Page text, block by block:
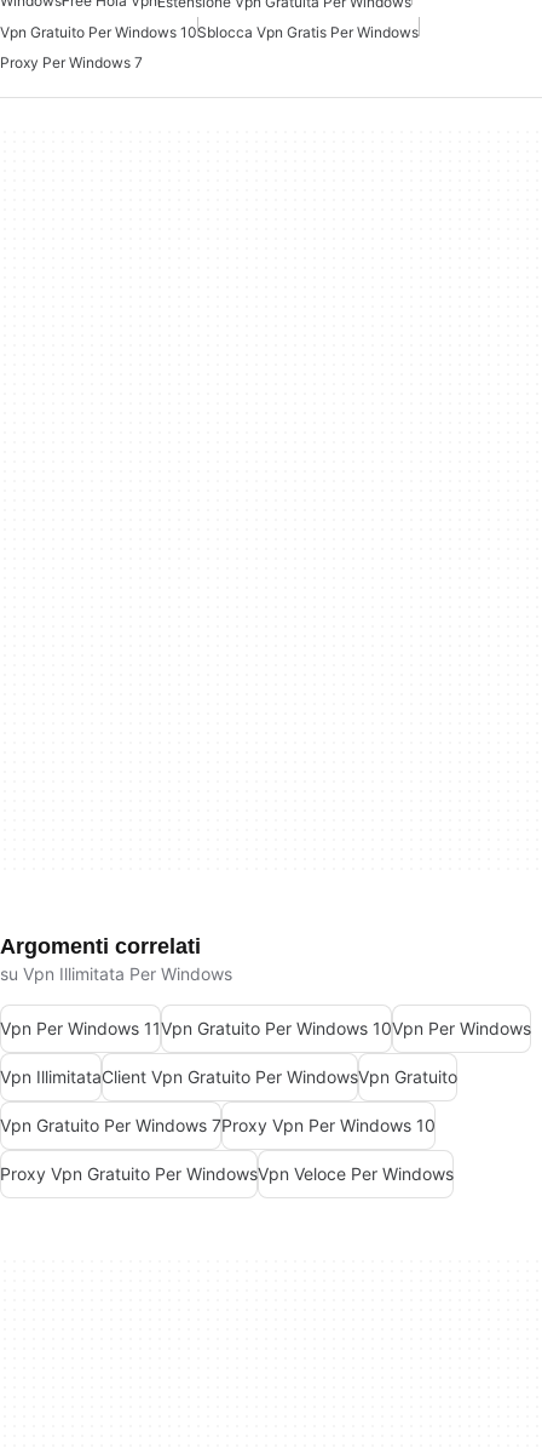
Vpn Gratuito Per Windows 10Sblocca Vpn Gratis Per Windows
Proxy Per Windows 7
Argomenti correlati
su Vpn Illimitata Per Windows
Vpn Per Windows 11Vpn Gratuito Per Windows 10Vpn Per Windows
Vpn IllimitataClient Vpn Gratuito Per WindowsVpn Gratuito
Vpn Gratuito Per Windows 7Proxy Vpn Per Windows 10
Proxy Vpn Gratuito Per WindowsVpn Veloce Per Windows